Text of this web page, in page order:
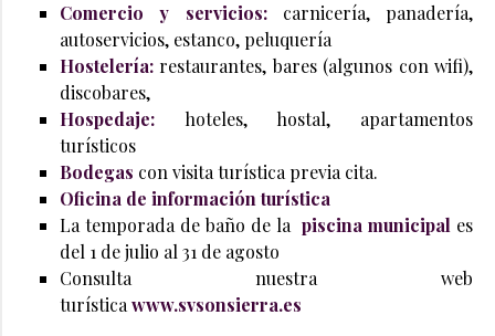
Comercio y servicios:
carnicería, panadería,
autoservicios, estanco, peluquería
Hostelería: restaurantes, bares (algunos con wifi),
discobares,
Hospedaje:
hoteles, hostal, apartamentos
turísticos
Bodegas con visita turística previa cita.
Oficina de información turística
La temporada de baño de la piscina municipal es
del 1 de julio al 31 de agosto
Consulta nuestra web
turística www.svsonsierra.es